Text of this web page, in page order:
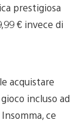
prestigiosa
€ invece di
acquistare
incluso ad
ce